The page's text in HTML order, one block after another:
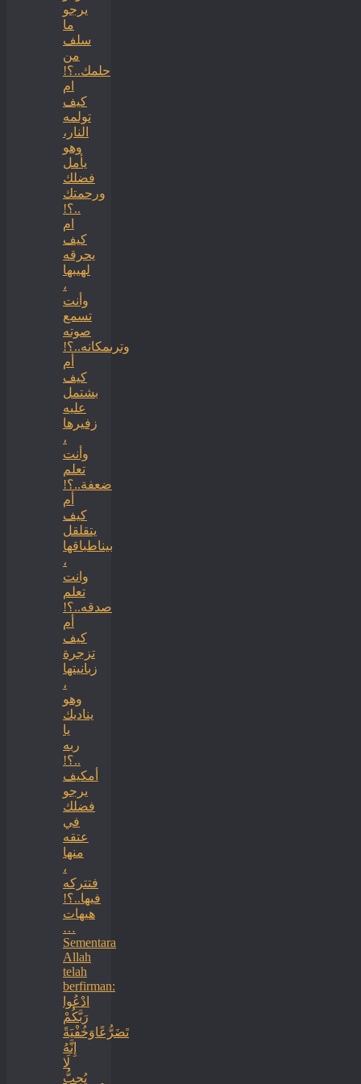
يرجو
ما
سلف
من
حلمك..؟!
ام
كيف
تولمه
النار،
وهو
يأمل
فضلك
ورحمتك
..؟!
ام
كيف
يحرقه
لهيبها
،
وأنت
تسمع
صوته
وترىمكانه..؟!
أم
كيف
بشتمل
عليه
زفيرها
،
وأنت
تعلم
ضعفة..؟!
أم
كيف
يتقلقل
بيناطباقها
،
وانت
تعلم
صدقه..؟!
أم
كيف
تزجرة
زبانيتها
،
وهو
يناديك
يا
ربه
..؟!
أمكيف
يرجو
فضلك
في
عتقه
منها
،
فتتركه
فيها..؟!
هيهات
…
Sementara
Allah
telah
berfirman:
ادْعُوا
رَبَّكُمْ
تَضَرُّعًاوَخُفْيَةً
إِنَّهُ
لَا
يُحِبُّ